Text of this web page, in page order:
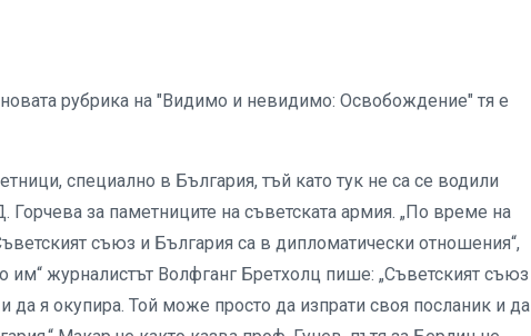
рубрика на "Видимо и невидимо: Освобождение" тя е
специално в България, тъй като тук не са се водили
за паметниците на съветската армия. „По време на
съюз и България са в дипломатически отношения“,
им“ журналистът Волфганг Бретхолц пише: „Съветският съюз
я окупира. Той може просто да изпрати своя посланик и да